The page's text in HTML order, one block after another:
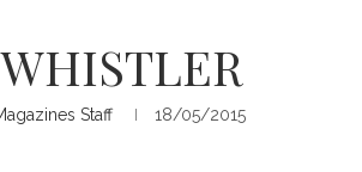
Staff 18/05/2015